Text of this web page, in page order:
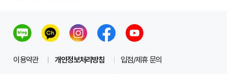
있나요?
이용약관 개인정보처리방침 입점/제휴 문의